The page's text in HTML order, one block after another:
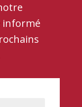
informé